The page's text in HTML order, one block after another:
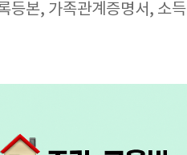
등본, 가족관계증명서, 소득